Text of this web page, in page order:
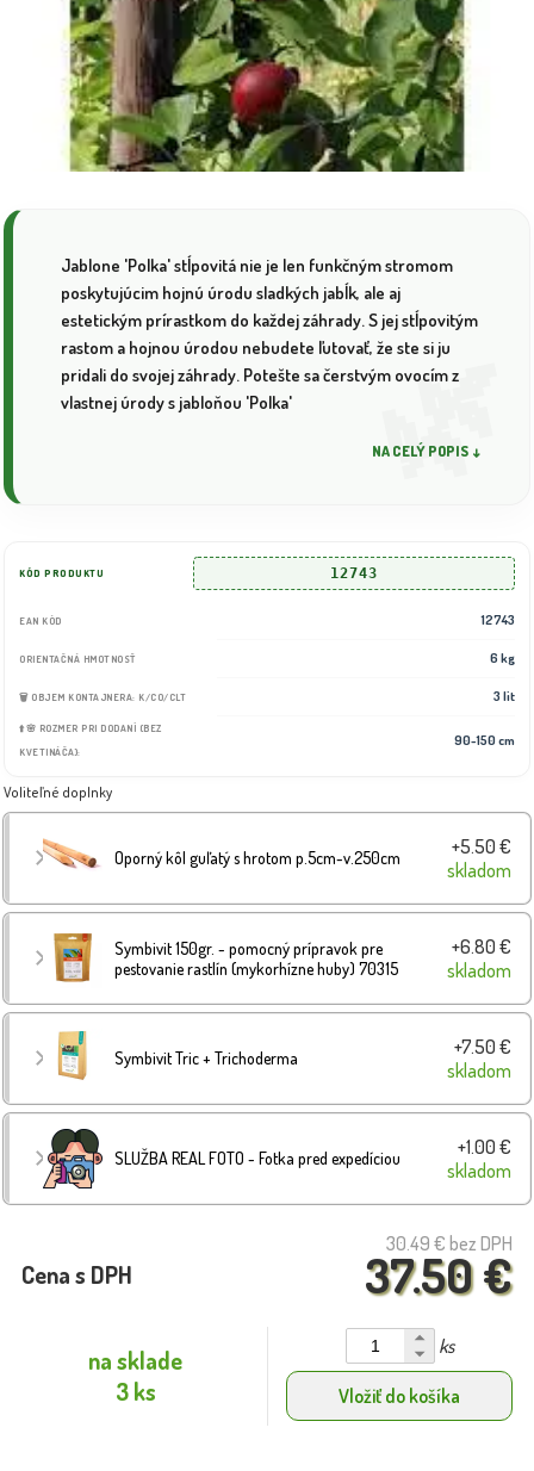
Jablone 'Polka' stĺpovitá nie je len funkčným stromom
poskytujúcim hojnú úrodu sladkých jabĺk, ale aj
estetickým prírastkom do každej záhrady. S jej stĺpovitým
rastom a hojnou úrodou nebudete ľutovať, že ste si ju
pridali do svojej záhrady. Potešte sa čerstvým ovocím z
vlastnej úrody s jabloňou 'Polka'
NA CELÝ POPIS ↓
KÓD PRODUKTU 12743
EAN KÓD 12743
ORIENTAČNÁ HMOTNOSŤ 6 kg
🗑️ OBJEM KONTAJNERA: K/CO/CLT 3 lit
⬆️🌸 ROZMER PRI DODANÍ (BEZ
KVETINÁČA):
90-150 cm
Voliteľné doplnky
Oporný kôl guľatý s hrotom p.5cm-v.250cm
+5.50 €
skladom
Symbivit 150gr. - pomocný prípravok pre
pestovanie rastlín (mykorhízne huby) 70315
+6.80 €
skladom
Symbivit Tric + Trichoderma
+7.50 €
skladom
SLUŽBA REAL FOTO - Fotka pred expedíciou
+1.00 €
skladom
30.49 € bez DPH
37.50 €
Cena s DPH
na sklade
3 ks
ks
Vložiť do košíka